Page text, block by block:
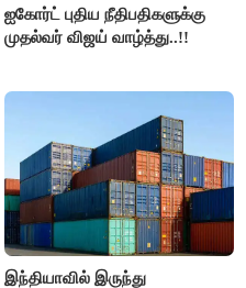
ஐகோர்ட் புதிய நீதிபதிகளுக்கு
முதல்வர் விஜய் வாழ்த்து..!!
இந்தியாவில் இருந்து